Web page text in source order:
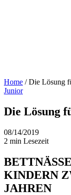
Home /Die Lösung
Junior
Die Lösung
08/14/2019
2 min Lesezeit
KINDERN
JAHREN